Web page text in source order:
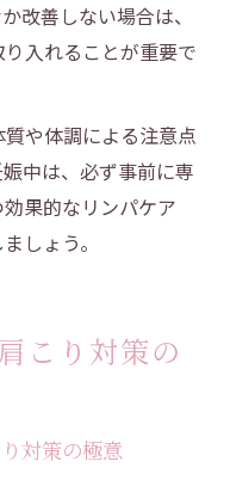
改善しない場合は、
入れることが重要で
や体調による注意点
中は、必ず事前に専
果的なリンパケア
しょう。
こり対策の
対策の極意